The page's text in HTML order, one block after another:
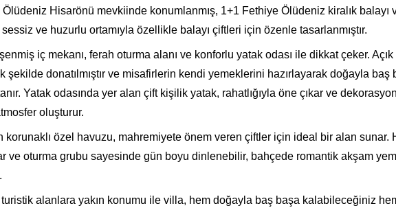
Hisarönü mevkiinde konumlanmış, 1+1 Fethiye Ölüdeniz kiralık balayı
ve huzurlu ortamıyla özellikle balayı çiftleri için özenle tasarlanmıştır.
iç mekanı, ferah oturma alanı ve konforlu yatak odası ile dikkat çeker.
şekilde donatılmıştır ve misafirlerin kendi yemeklerini hazırlayarak doğayla baş
Yatak odasında yer alan çift kişilik yatak, rahatlığıyla öne çıkar ve
oluşturur.
korunaklı özel havuzu, mahremiyete önem veren çiftler için ideal bir alan sunar.
ve oturma grubu sayesinde gün boyu dinlenebilir, bahçede romantik akşam
alanlara yakın konumu ile villa, hem doğayla baş başa kalabileceğiniz